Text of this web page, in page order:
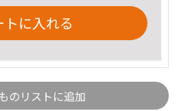
トに入れる
のリストに追加